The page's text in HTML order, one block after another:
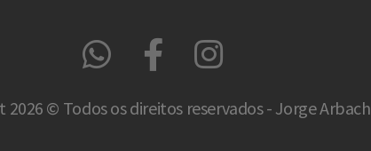
2026 © Todos os direitos reservados - Jorge Arbach